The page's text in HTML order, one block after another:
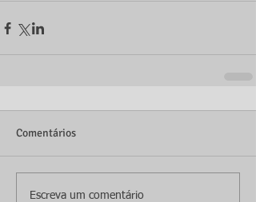
Comentários
Escreva um comentário